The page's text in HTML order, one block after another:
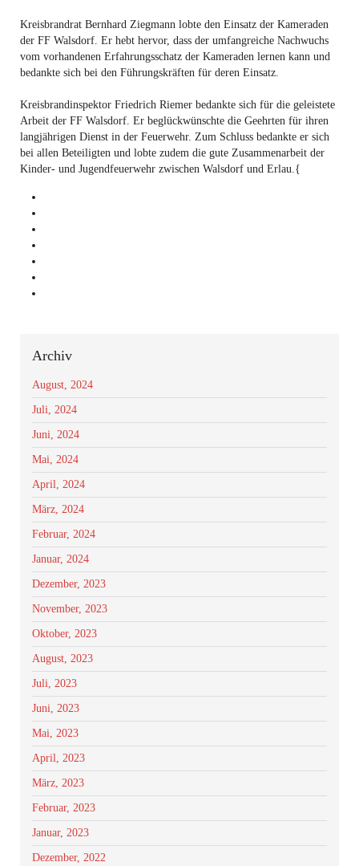
Kreisbrandrat Bernhard Ziegmann lobte den Einsatz der Kameraden
der FF Walsdorf. Er hebt hervor, dass der umfangreiche Nachwuchs
vom vorhandenen Erfahrungsschatz der Kameraden lernen kann und
bedankte sich bei den Führungskräften für deren Einsatz.
Kreisbrandinspektor Friedrich Riemer bedankte sich für die geleistete
Arbeit der FF Walsdorf. Er beglückwünschte die Geehrten für ihren
langjährigen Dienst in der Feuerwehr. Zum Schluss bedankte er sich
bei allen Beteiligten und lobte zudem die gute Zusammenarbeit der
Kinder- und Jugendfeuerwehr zwischen Walsdorf und Erlau.{
Archiv
August, 2024
Juli, 2024
Juni, 2024
Mai, 2024
April, 2024
März, 2024
Februar, 2024
Januar, 2024
Dezember, 2023
November, 2023
Oktober, 2023
August, 2023
Juli, 2023
Juni, 2023
Mai, 2023
April, 2023
März, 2023
Februar, 2023
Januar, 2023
Dezember, 2022